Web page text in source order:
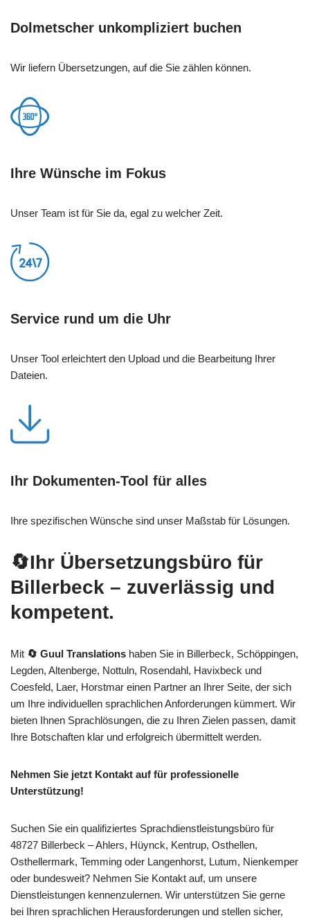
Dolmetscher unkompliziert buchen
Wir liefern Übersetzungen, auf die Sie zählen können.
Ihre Wünsche im Fokus
Unser Team ist für Sie da, egal zu welcher Zeit.
Service rund um die Uhr
Unser Tool erleichtert den Upload und die Bearbeitung Ihrer
Dateien.
Ihr Dokumenten-Tool für alles
Ihre spezifischen Wünsche sind unser Maßstab für Lösungen.
🔄Ihr Übersetzungsbüro für
Billerbeck – zuverlässig und
kompetent.
Mit 🔄 Guul Translations haben Sie in Billerbeck, Schöppingen,
Legden, Altenberge, Nottuln, Rosendahl, Havixbeck und
Coesfeld, Laer, Horstmar einen Partner an Ihrer Seite, der sich
um Ihre individuellen sprachlichen Anforderungen kümmert. Wir
bieten Ihnen Sprachlösungen, die zu Ihren Zielen passen, damit
Ihre Botschaften klar und erfolgreich übermittelt werden.
Nehmen Sie jetzt Kontakt auf für professionelle
Unterstützung!
Suchen Sie ein qualifiziertes Sprachdienstleistungsbüro für
48727 Billerbeck – Ahlers, Hüynck, Kentrup, Osthellen,
Osthellermark, Temming oder Langenhorst, Lutum, Nienkemper
oder bundesweit? Nehmen Sie Kontakt auf, um unsere
Dienstleistungen kennenzulernen. Wir unterstützen Sie gerne
bei Ihren sprachlichen Herausforderungen und stellen sicher,